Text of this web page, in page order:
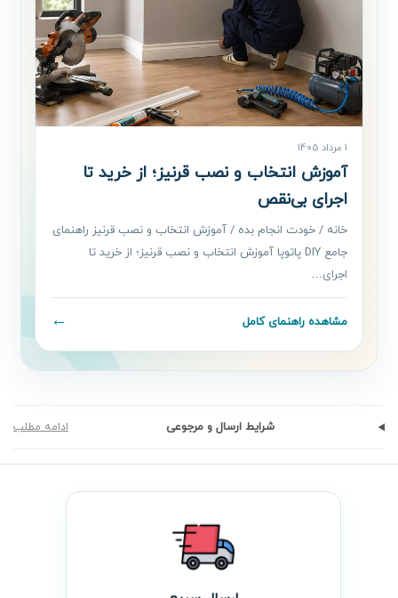
1 مرداد 1405
آموزش انتخاب و نصب قرنیز؛ از خرید تا
اجرای بی‌نقص
خانه / خودت انجام بده / آموزش انتخاب و نصب قرنیز راهنمای
جامع DIY پاتوپا آموزش انتخاب و نصب قرنیز؛ از خرید تا
اجرای…
مشاهده راهنمای کامل ←
شرایط ارسال و مرجوعی ادامه مطلب